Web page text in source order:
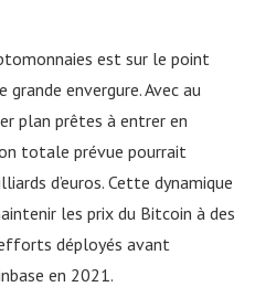
est sur le point
grande envergure. Avec au
plan prêtes à entrer en
totale prévue pourrait
d’euros. Cette dynamique
les prix du Bitcoin à des
déployés avant
en 2021.